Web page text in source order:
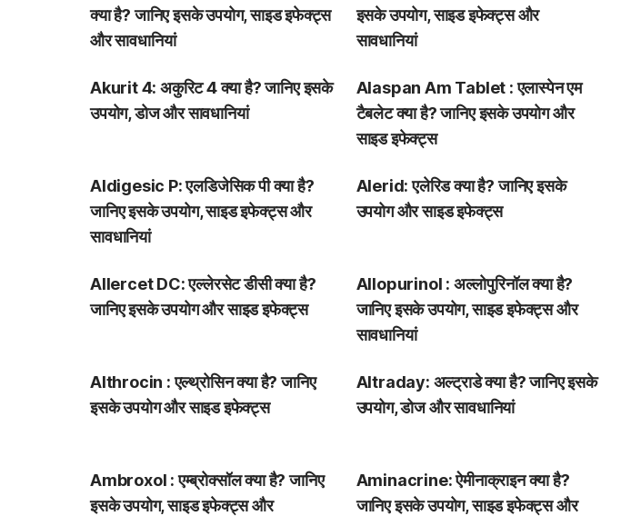
क्या है? जानिए इसके उपयोग, साइड इफेक्ट्स
और सावधानियां
इसके उपयोग, साइड इफेक्ट्स और
सावधानियां
Akurit 4: अकुरिट 4 क्या है? जानिए इसके
उपयोग, डोज और सावधानियां
Alaspan Am Tablet : एलास्पेन एम
टैबलेट क्या है? जानिए इसके उपयोग और
साइड इफेक्ट्स
Aldigesic P: एलडिजेसिक पी क्या है?
जानिए इसके उपयोग, साइड इफेक्ट्स और
सावधानियां
Alerid: एलेरिड क्या है? जानिए इसके
उपयोग और साइड इफेक्ट्स
Allercet DC: एल्लेरसेट डीसी क्या है?
जानिए इसके उपयोग और साइड इफेक्ट्स
Allopurinol : अल्लोपुरिनॉल क्या है?
जानिए इसके उपयोग, साइड इफेक्ट्स और
सावधानियां
Althrocin : एल्थ्रोसिन क्या है? जानिए
इसके उपयोग और साइड इफेक्ट्स
Altraday: अल्ट्राडे क्या है? जानिए इसके
उपयोग, डोज और सावधानियां
Ambroxol : एम्ब्रोक्सॉल क्या है? जानिए
इसके उपयोग, साइड इफेक्ट्स और
Aminacrine: ऐमीनाक्राइन क्या है?
जानिए इसके उपयोग, साइड इफेक्ट्स और